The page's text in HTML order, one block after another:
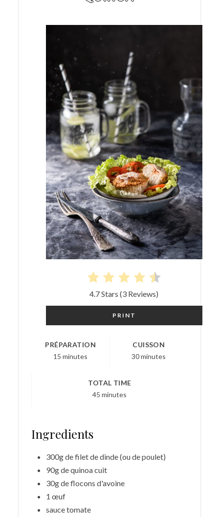
4.7 Stars (3 Reviews)
PRINT
PRÉPARATION
15 minutes
CUISSON
30 minutes
TOTAL TIME
45 minutes
Ingredients
300g de filet de dinde (ou de poulet)
90g de quinoa cuit
30g de flocons d'avoine
1 œuf
sauce tomate